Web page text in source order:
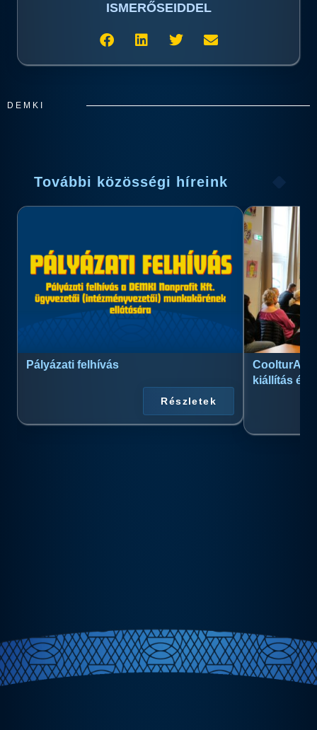
ISMERŐSEIDDEL
DEMKI
További közösségi híreink
Pályázati felhívás
Részletek
kiállítás és